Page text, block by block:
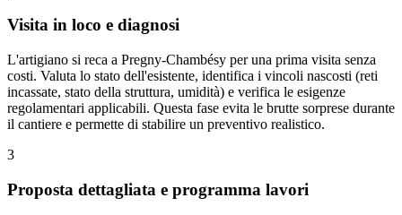
Visita in loco e diagnosi
L'artigiano si reca a Pregny-Chambésy per una prima visita senza
costi. Valuta lo stato dell'esistente, identifica i vincoli nascosti (reti
incassate, stato della struttura, umidità) e verifica le esigenze
regolamentari applicabili. Questa fase evita le brutte sorprese durante
il cantiere e permette di stabilire un preventivo realistico.
3
Proposta dettagliata e programma lavori